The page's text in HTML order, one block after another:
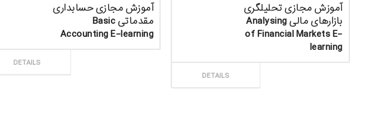
آموزش مجازی حسابداری
مقدماتی Basic
Accounting E-learning
DETAILS
آموزش مجازی تحلیلگری
بازارهای مالی Analysing
of Financial Markets E-
learning
DETAILS